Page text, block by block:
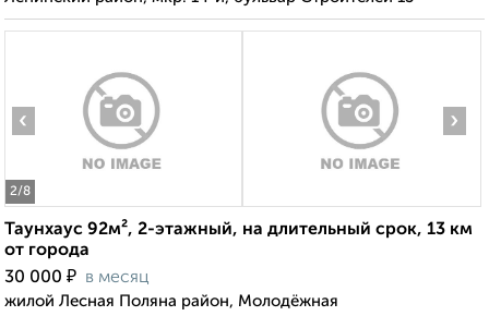
2/8
‹ ›
Таунхаус 92м², 2-этажный, на длительный срок, 13 км
от города
30 000 ₽ в месяц
жилой Лесная Поляна район, Молодёжная